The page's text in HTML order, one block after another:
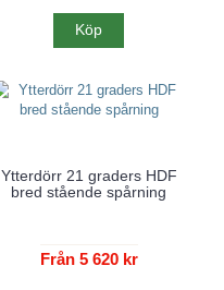
Köp
Ytterdörr 21 graders HDF
bred stående spårning
Från 5 620 kr